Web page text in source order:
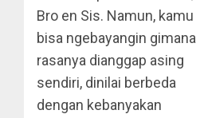
Bro en Sis. Namun, kamu
bisa ngebayangin gimana
rasanya dianggap asing
sendiri, dinilai berbeda
dengan kebanyakan